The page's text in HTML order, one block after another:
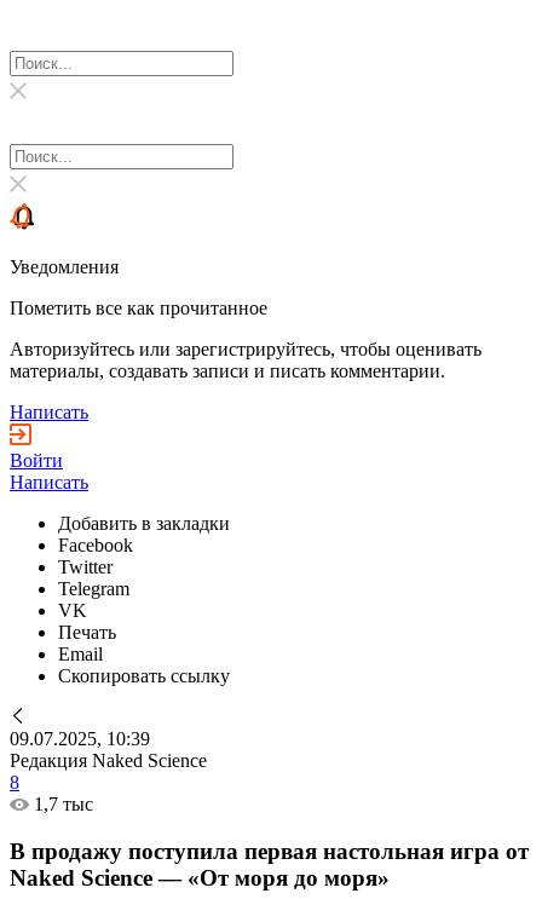
Уведомления
Пометить все как прочитанное
Авторизуйтесь или зарегистрируйтесь, чтобы оценивать
материалы, создавать записи и писать комментарии.
Написать
Войти
Написать
Добавить в закладки
Facebook
Twitter
Telegram
VK
Печать
Email
Скопировать ссылку
09.07.2025, 10:39
Редакция Naked Science
8
1,7 тыс
В продажу поступила первая настольная игра от
Naked Science — «От моря до моря»